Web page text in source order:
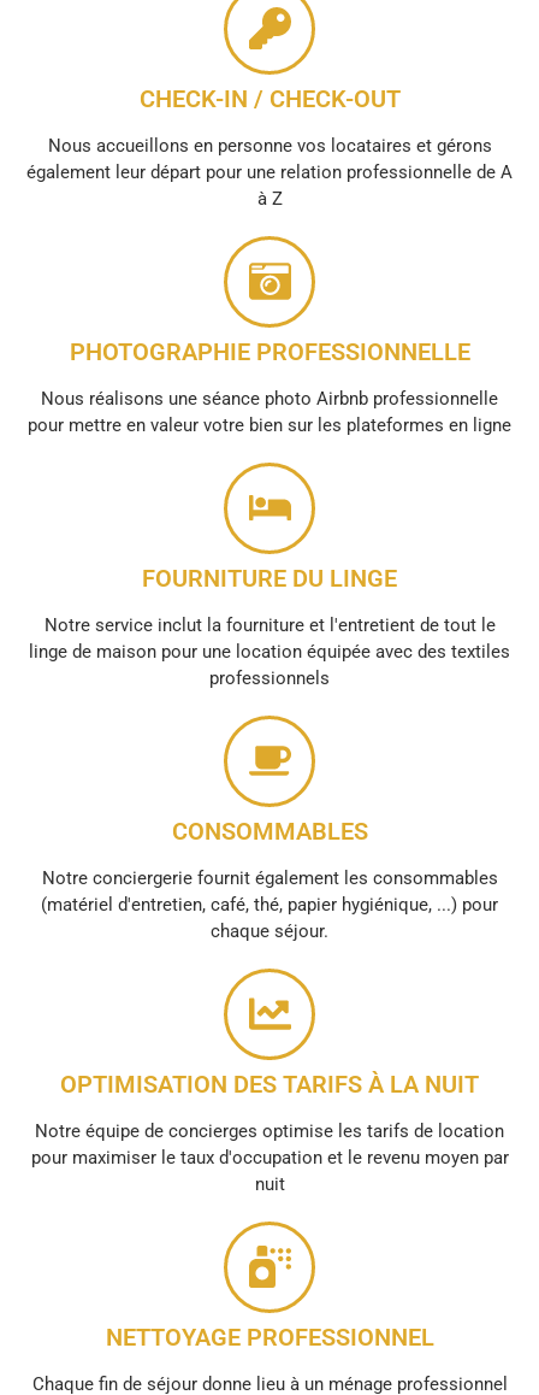
CHECK-IN / CHECK-OUT
Nous accueillons en personne vos locataires et gérons
également leur départ pour une relation professionnelle de A
à Z
PHOTOGRAPHIE PROFESSIONNELLE
Nous réalisons une séance photo Airbnb professionnelle
pour mettre en valeur votre bien sur les plateformes en ligne
FOURNITURE DU LINGE
Notre service inclut la fourniture et l'entretient de tout le
linge de maison pour une location équipée avec des textiles
professionnels
CONSOMMABLES
Notre conciergerie fournit également les consommables
(matériel d'entretien, café, thé, papier hygiénique, ...) pour
chaque séjour.
OPTIMISATION DES TARIFS À LA NUIT
Notre équipe de concierges optimise les tarifs de location
pour maximiser le taux d'occupation et le revenu moyen par
nuit
NETTOYAGE PROFESSIONNEL
Chaque fin de séjour donne lieu à un ménage professionnel